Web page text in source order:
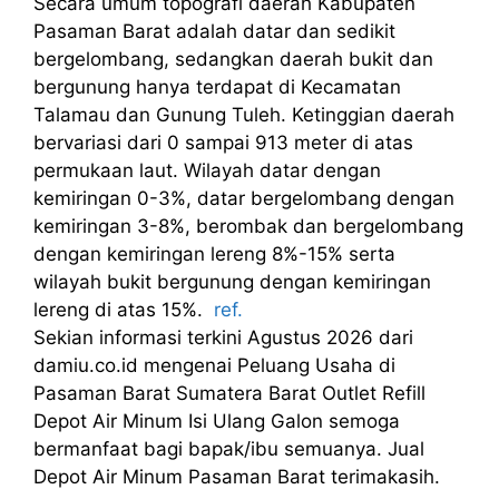
Pasaman Barat adalah datar dan sedikit
bergelombang, sedangkan daerah bukit dan
bergunung hanya terdapat di Kecamatan
Talamau dan Gunung Tuleh. Ketinggian daerah
bervariasi dari 0 sampai 913 meter di atas
permukaan laut. Wilayah datar dengan
kemiringan 0-3%, datar bergelombang dengan
kemiringan 3-8%, berombak dan bergelombang
dengan kemiringan lereng 8%-15% serta
wilayah bukit bergunung dengan kemiringan
lereng di atas 15%. ref.
Sekian informasi terkini Agustus 2026 dari
damiu.co.id mengenai Peluang Usaha di
Pasaman Barat Sumatera Barat Outlet Refill
Depot Air Minum Isi Ulang Galon semoga
bermanfaat bagi bapak/ibu semuanya. Jual
Depot Air Minum Pasaman Barat terimakasih.